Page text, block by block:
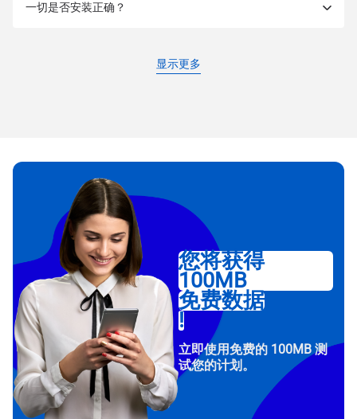
一切是否安装正确？
显示更多
您将获得
100MB
免费数据
!
立即使用免费的 100MB 测
试您的计划。